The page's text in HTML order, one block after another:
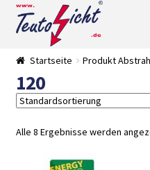
Zur
Navigation
springen
Springe
zum
Startseite Produkt
120
Alle 8 Ergebnisse werden